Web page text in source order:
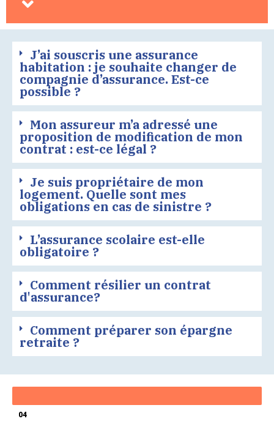
J’ai souscris une assurance
habitation : je souhaite changer de
compagnie d’assurance. Est-ce
possible ?
Mon assureur m’a adressé une
proposition de modification de mon
contrat : est-ce légal ?
Je suis propriétaire de mon
logement. Quelle sont mes
obligations en cas de sinistre ?
L’assurance scolaire est-elle
obligatoire ?
Comment résilier un contrat
d'assurance?
Comment préparer son épargne
retraite ?
04